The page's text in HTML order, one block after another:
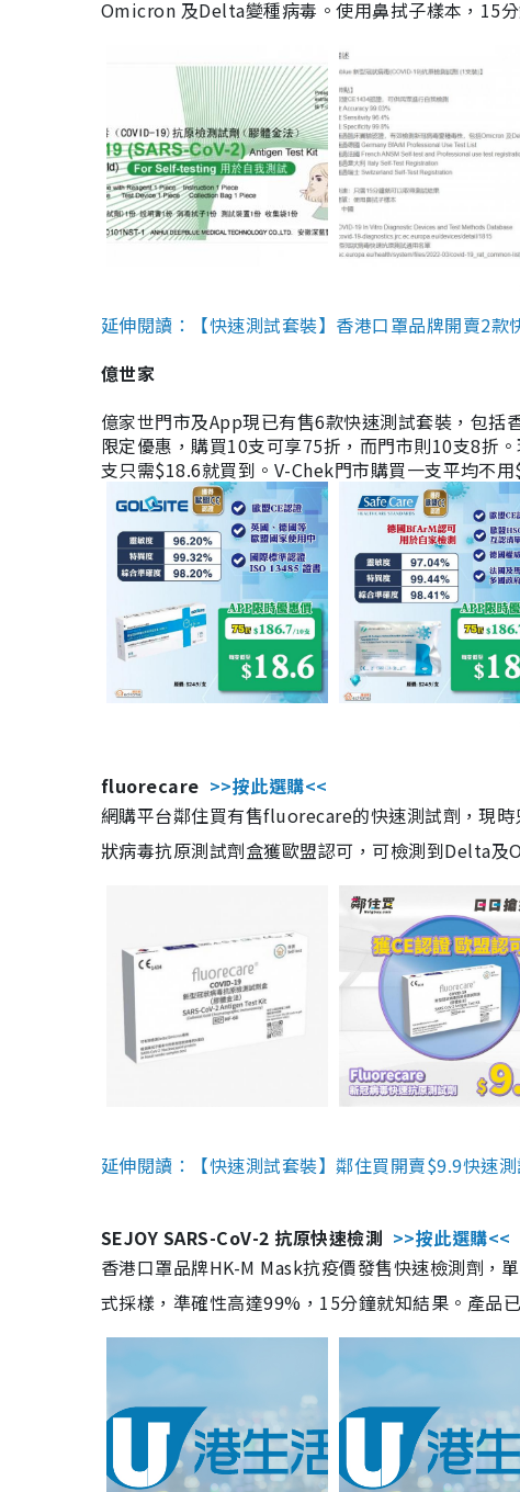
Omicron 及Delta變種病毒。使用鼻拭子樣本，15分
延伸閱讀：【快速測試套裝】香港口罩品牌開賣2
億世家
億家世門市及App現已有售6款快速測試套裝，包
限定優惠，購買10支可享75折，而門市則10支8折
支只需$18.6就買到。V-Chek門市購買一支平均不
fluorecare >>按此選購<<
網購平台鄰住買有售fluorecare的快速測試劑，現
狀病毒抗原測試劑盒獲歐盟認可，可檢測到Delta
延伸閱讀：【快速測試套裝】鄰住買開賣$9.9快速
SEJOY SARS-CoV-2 抗原快速檢測 >>按此選購<<
香港口罩品牌HK-M Mask抗疫價發售快速檢測劑，
式採樣，準確性高達99%，15分鐘就知結果。產品